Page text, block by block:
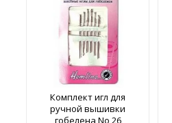
Комплект игл для
ручной вышивки
гобелена No 26